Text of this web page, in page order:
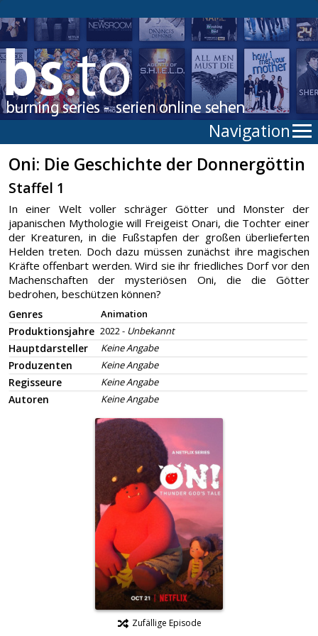
Navigation
Oni: Die Geschichte der Donnergöttin
Staffel 1
In einer Welt voller schräger Götter und Monster der
japanischen Mythologie will Freigeist Onari, die Tochter einer
der Kreaturen, in die Fußstapfen der großen überlieferten
Helden treten. Doch dazu müssen zunächst ihre magischen
Kräfte offenbart werden. Wird sie ihr friedliches Dorf vor den
Machenschaften der mysteriösen Oni, die die Götter
bedrohen, beschützen können?
Genres Animation
Produktionsjahre 2022 - Unbekannt
Hauptdarsteller Keine Angabe
Produzenten Keine Angabe
Regisseure Keine Angabe
Autoren Keine Angabe
Zufällige Episode